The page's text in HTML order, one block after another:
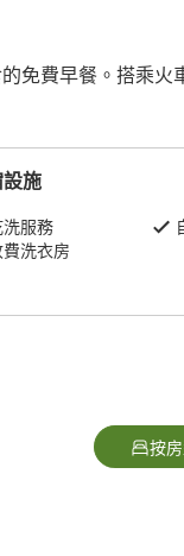
免費早餐。搭乘火
施
洗服務
費洗衣房
按